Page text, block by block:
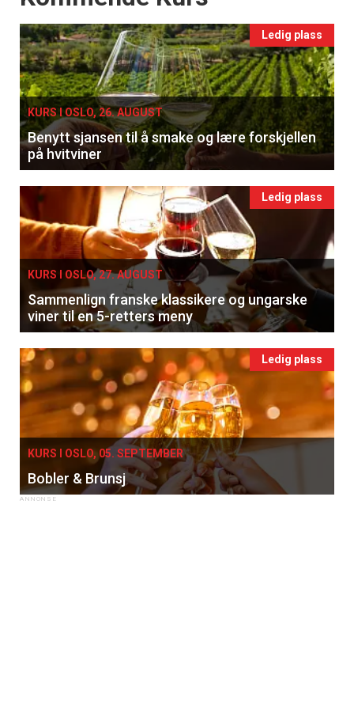
Ledig plass
KURS I OSLO, 26. AUGUST
Benytt sjansen til å smake og lære forskjellen
på hvitviner
Ledig plass
KURS I OSLO, 27. AUGUST
Sammenlign franske klassikere og ungarske
viner til en 5-retters meny
Ledig plass
KURS I OSLO, 05. SEPTEMBER
Bobler & Brunsj